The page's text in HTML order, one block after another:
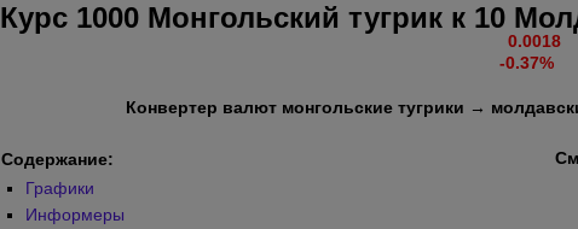
Курс 1000 Монгольский тугрик к 10
0.0018
-0.37%
Конвертер валют монгольские тугрики →
Содержание:
Графики
Информеры